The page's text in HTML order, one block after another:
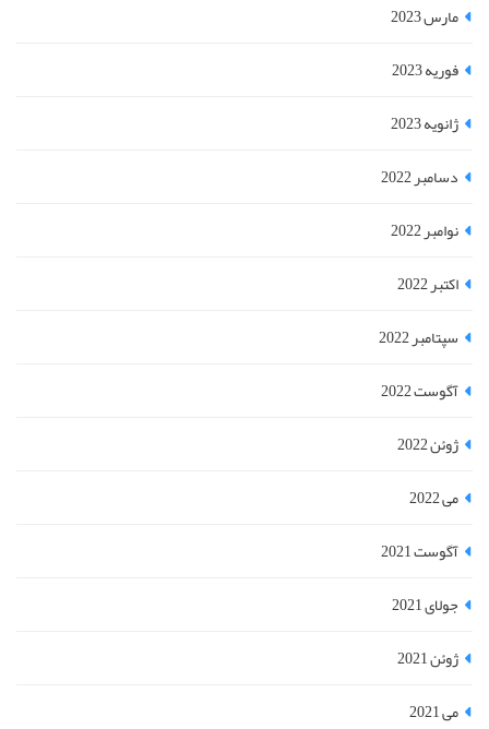
مارس 2023
فوریه 2023
ژانویه 2023
دسامبر 2022
نوامبر 2022
اکتبر 2022
سپتامبر 2022
آگوست 2022
ژوئن 2022
می 2022
آگوست 2021
جولای 2021
ژوئن 2021
می 2021